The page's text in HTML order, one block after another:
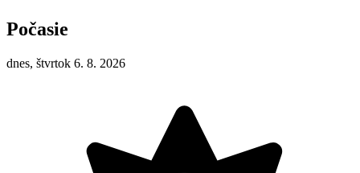
Počasie
dnes, štvrtok 6. 8. 2026